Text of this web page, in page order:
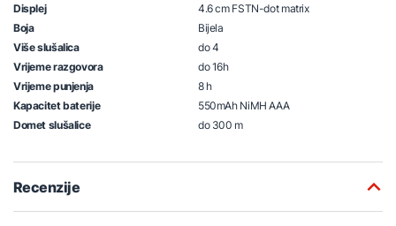
Displej
4.6 cm FSTN-dot matrix
Boja
Bijela
Više slušalica
do 4
Vrijeme razgovora
do 16h
Vrijeme punjenja
8 h
Kapacitet baterije
550mAh NiMH AAA
Domet slušalice
do 300 m
Recenzije